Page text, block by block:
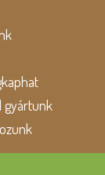
gyártunk